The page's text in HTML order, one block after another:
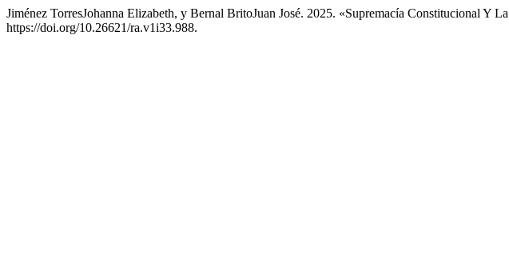
Jiménez TorresJohanna Elizabeth, y Bernal BritoJuan José. 2025. «Supremacía Constitucional Y
https://doi.org/10.26621/ra.v1i33.988.